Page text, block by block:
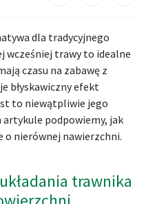
dla tradycyjnego
wcześniej trawy to idealne
czasu na zabawę z
błyskawiczny efekt
to niewątpliwie jego
artykule podpowiemy, jak
o nierównej nawierzchni.
trawnika